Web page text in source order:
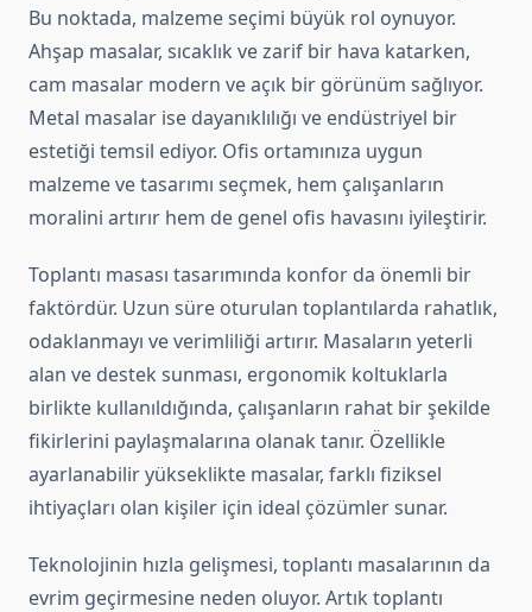
Bu noktada, malzeme seçimi büyük rol oynuyor.
Ahşap masalar, sıcaklık ve zarif bir hava katarken,
cam masalar modern ve açık bir görünüm sağlıyor.
Metal masalar ise dayanıklılığı ve endüstriyel bir
estetiği temsil ediyor. Ofis ortamınıza uygun
malzeme ve tasarımı seçmek, hem çalışanların
moralini artırır hem de genel ofis havasını iyileştirir.
Toplantı masası tasarımında konfor da önemli bir
faktördür. Uzun süre oturulan toplantılarda rahatlık,
odaklanmayı ve verimliliği artırır. Masaların yeterli
alan ve destek sunması, ergonomik koltuklarla
birlikte kullanıldığında, çalışanların rahat bir şekilde
fikirlerini paylaşmalarına olanak tanır. Özellikle
ayarlanabilir yükseklikte masalar, farklı fiziksel
ihtiyaçları olan kişiler için ideal çözümler sunar.
Teknolojinin hızla gelişmesi, toplantı masalarının da
evrim geçirmesine neden oluyor. Artık toplantı